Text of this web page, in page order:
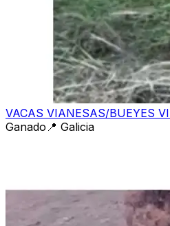
VACAS VIANESAS/BUEYES
Ganado 📍 Galicia